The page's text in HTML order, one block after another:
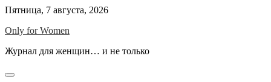
Skip
content
Пятница, 7 августа, 2026
Only for Women
Журнал для женщин… и не только